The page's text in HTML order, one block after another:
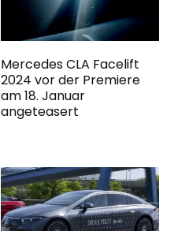
Mercedes CLA Facelift
2024 vor der Premiere
am 18. Januar
angeteasert